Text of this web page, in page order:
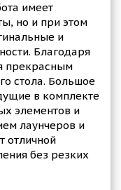
имеет
но и при этом
и
Благодаря
прекрасным
стола. Большое
в комплекте
элементов и
лаунчеров и
отличной
без резких